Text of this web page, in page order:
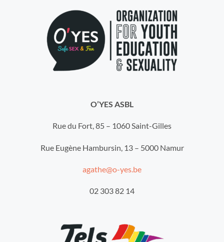
O’YES ASBL
Rue du Fort, 85 – 1060 Saint-Gilles
Rue Eugène Hambursin, 13 – 5000 Namur
agathe@o-yes.be
02 303 82 14